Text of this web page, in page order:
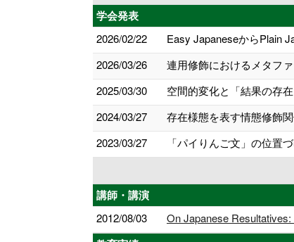
学会発表
2026/02/22
Easy JapaneseからPlain
2026/03/26
連用修飾におけるメタフ
2025/03/30
空間的変化と「結果の存
2024/03/27
存在様態を表す情態修飾
2023/03/27
「パイりんご文」の位置
講師・講演
2012/08/03 On Japanese